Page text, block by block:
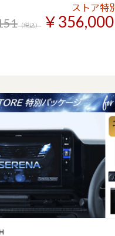
ストア特
（税込） ￥356,000